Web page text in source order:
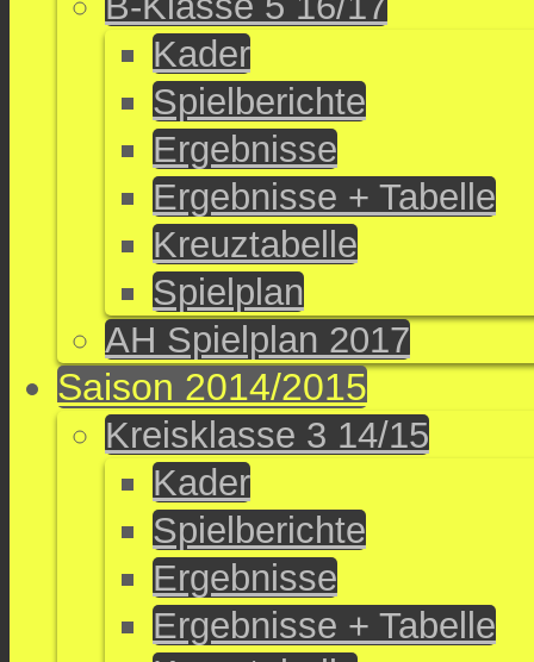
Kader
Spielberichte
Ergebnisse
Ergebnisse + Tabelle
Kreuztabelle
Spielplan
AH Spielplan 2017
Saison 2014/2015
Kreisklasse 3 14/15
Kader
Spielberichte
Ergebnisse
Ergebnisse + Tabelle